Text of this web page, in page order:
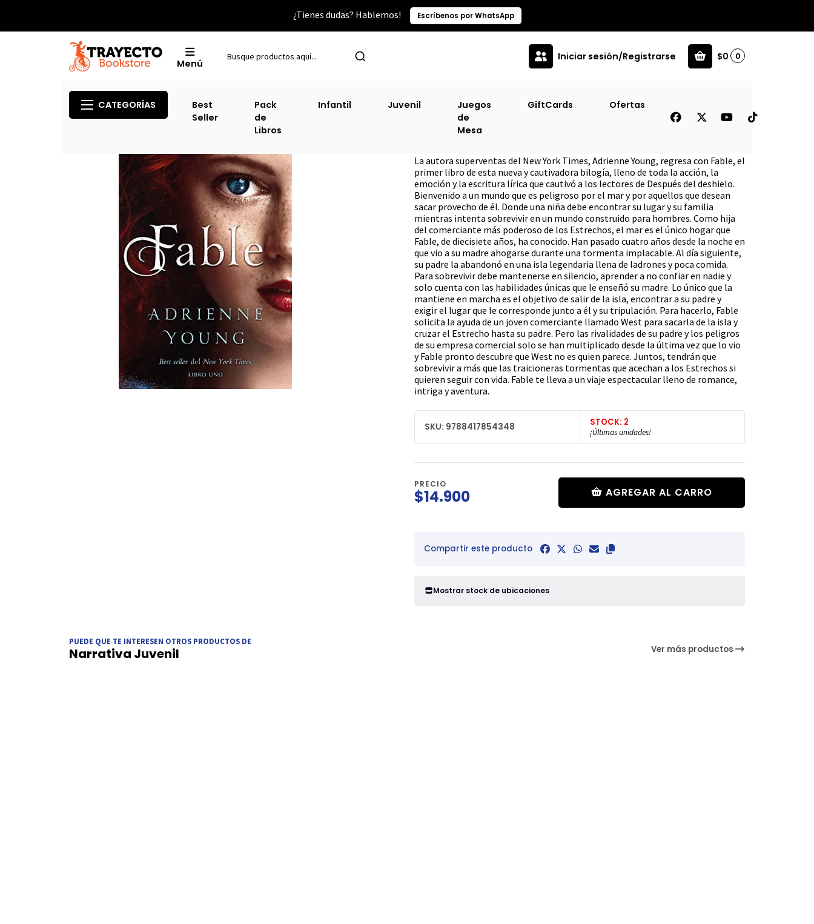
¿Tienes dudas? Hablemos! Escríbenos por WhatsApp
Menú
Iniciar sesión/Registrarse $0 0
CATEGORÍAS
Best
Seller
Pack
de
Libros
Infantil Juvenil
Juegos
de
Mesa
GiftCards Ofertas
Fable #1
La autora superventas del New York Times, Adrienne Young, regresa con Fable, el
primer libro de esta nueva y cautivadora bilogía, lleno de toda la acción, la
emoción y la escritura lírica que cautivó a los lectores de Después del deshielo.
Bienvenido a un mundo que es peligroso por el mar y por aquellos que desean
sacar provecho de él. Donde una niña debe encontrar su lugar y su familia
mientras intenta sobrevivir en un mundo construido para hombres. Como hija
del comerciante más poderoso de los Estrechos, el mar es el único hogar que
Fable, de diecisiete años, ha conocido. Han pasado cuatro años desde la noche en
que vio a su madre ahogarse durante una tormenta implacable. Al día siguiente,
su padre la abandonó en una isla legendaria llena de ladrones y poca comida.
Para sobrevivir debe mantenerse en silencio, aprender a no confiar en nadie y
solo cuenta con las habilidades únicas que le enseñó su madre. Lo único que la
mantiene en marcha es el objetivo de salir de la isla, encontrar a su padre y
exigir el lugar que le corresponde junto a él y su tripulación. Para hacerlo, Fable
solicita la ayuda de un joven comerciante llamado West para sacarla de la isla y
cruzar el Estrecho hasta su padre. Pero las rivalidades de su padre y los peligros
de su empresa comercial solo se han multiplicado desde la última vez que lo vio
y Fable pronto descubre que West no es quien parece. Juntos, tendrán que
sobrevivir a más que las traicioneras tormentas que acechan a los Estrechos si
quieren seguir con vida. Fable te lleva a un viaje espectacular lleno de romance,
intriga y aventura.
SKU: 9788417854348 STOCK: 2
¡Últimas unidades!
PRECIO
$14.900 AGREGAR AL CARRO
Compartir este producto
Mostrar stock de ubicaciones
PUEDE QUE TE INTERESEN OTROS PRODUCTOS DE
Narrativa Juvenil Ver más productos